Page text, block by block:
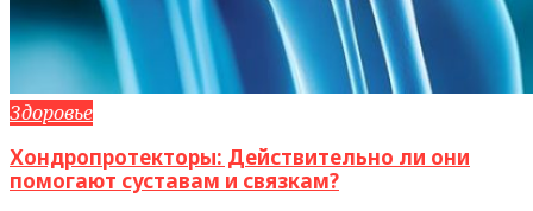
Здоровье
Хондропротекторы: Действительно ли они
помогают суставам и связкам?